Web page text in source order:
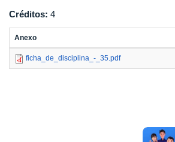
Créditos: 4
Anexo
ficha_de_disciplina_-_35.pdf